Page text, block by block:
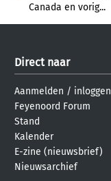
Canada en vorig...
Direct naar
Aanmelden / inloggen
Feyenoord Forum
Stand
Kalender
E-zine (nieuwsbrief)
Nieuwsarchief